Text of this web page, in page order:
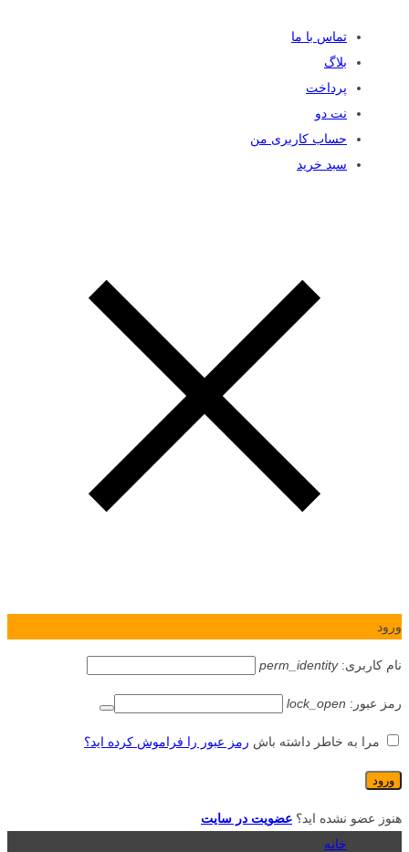
تماس با ما
بلاگ
پرداخت
نت دو
حساب کاربری من
سبد خرید
ورود
نام کاربری:perm_identity
رمز عبور: lock_open
مرا به خاطر داشته باش رمز عبور را فراموش کرده اید؟
هنوز عضو نشده اید؟ عضویت در سایت
خانه